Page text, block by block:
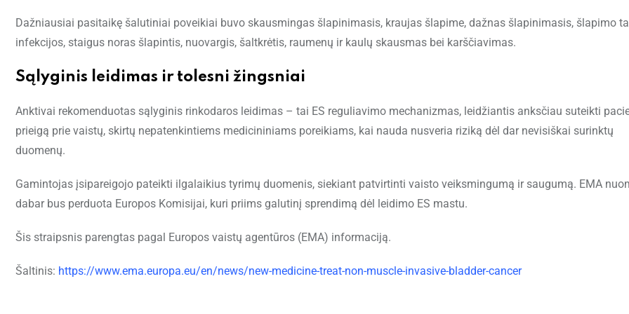
Dažniausiai pasitaikę šalutiniai poveikiai buvo skausmingas šlapinimasis, kraujas šlapime, dažnas šlapinimasis, šlapimo
infekcijos, staigus noras šlapintis, nuovargis, šaltkrėtis, raumenų ir kaulų skausmas bei karščiavimas.
Sąlyginis leidimas ir tolesni žingsniai
Anktivai rekomenduotas sąlyginis rinkodaros leidimas – tai ES reguliavimo mechanizmas, leidžiantis anksčiau suteikti
prieigą prie vaistų, skirtų nepatenkintiems medicininiams poreikiams, kai nauda nusveria riziką dėl dar nevisiškai surinktų
duomenų.
Gamintojas įsipareigojo pateikti ilgalaikius tyrimų duomenis, siekiant patvirtinti vaisto veiksmingumą ir saugumą. EMA
dabar bus perduota Europos Komisijai, kuri priims galutinį sprendimą dėl leidimo ES mastu.
Šis straipsnis parengtas pagal Europos vaistų agentūros (EMA) informaciją.
Šaltinis: https://www.ema.europa.eu/en/news/new-medicine-treat-non-muscle-invasive-bladder-cancer